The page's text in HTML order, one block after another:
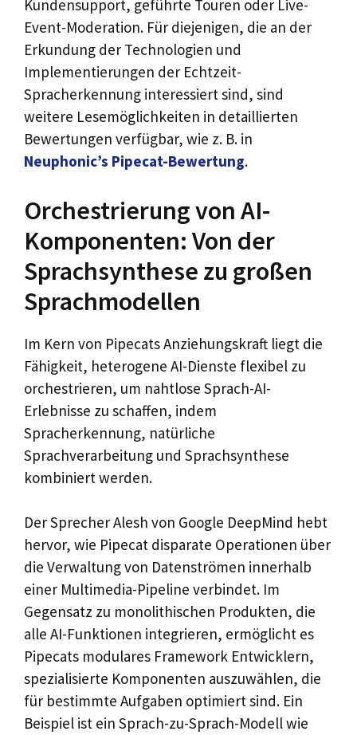
Kundensupport, geführte Touren oder Live-
Event-Moderation. Für diejenigen, die an der
Erkundung der Technologien und
Implementierungen der Echtzeit-
Spracherkennung interessiert sind, sind
weitere Lesemöglichkeiten in detaillierten
Bewertungen verfügbar, wie z. B. in
Neuphonic’s Pipecat-Bewertung.
Orchestrierung von AI-
Komponenten: Von der
Sprachsynthese zu großen
Sprachmodellen
Im Kern von Pipecats Anziehungskraft liegt die
Fähigkeit, heterogene AI-Dienste flexibel zu
orchestrieren, um nahtlose Sprach-AI-
Erlebnisse zu schaffen, indem
Spracherkennung, natürliche
Sprachverarbeitung und Sprachsynthese
kombiniert werden.
Der Sprecher Alesh von Google DeepMind hebt
hervor, wie Pipecat disparate Operationen über
die Verwaltung von Datenströmen innerhalb
einer Multimedia-Pipeline verbindet. Im
Gegensatz zu monolithischen Produkten, die
alle AI-Funktionen integrieren, ermöglicht es
Pipecats modulares Framework Entwicklern,
spezialisierte Komponenten auszuwählen, die
für bestimmte Aufgaben optimiert sind. Ein
Beispiel ist ein Sprach-zu-Sprach-Modell wie